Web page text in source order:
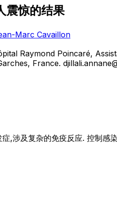
震惊的结果
Marc Cavaillon
Raymond Poincaré,
France.
,涉及复杂的免疫反应. 控制